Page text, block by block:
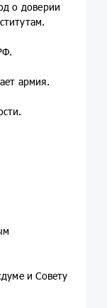
о доверии
армия.
и Совету